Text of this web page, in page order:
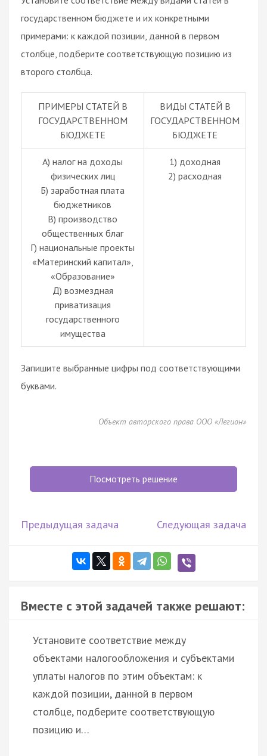
государственном бюджете и их конкретными
примерами: к каждой позиции, данной в первом
столбце, подберите соответствующую позицию из
второго столбца.
ПРИМЕРЫ СТАТЕЙ В
ГОСУДАРСТВЕННОМ
БЮДЖЕТЕ
ВИДЫ СТАТЕЙ В
ГОСУДАРСТВЕННОМ
БЮДЖЕТЕ
А) налог на доходы
физических лиц
Б) заработная плата
бюджетников
В) производство
общественных благ
Г) национальные проекты
«Материнский капитал»,
«Образование»
Д) возмездная
приватизация
государственного
имущества
1) доходная
2) расходная
Запишите выбранные цифры под соответствующими
буквами.
Объект авторского права ООО «Легион»
Посмотреть решение
Предыдущая задача Следующая задача
Вместе с этой задачей также решают:
Установите соответствие между
объектами налогообложения и субъектами
уплаты налогов по этим объектам: к
каждой позиции, данной в первом
столбце, подберите соответствующую
позицию и…